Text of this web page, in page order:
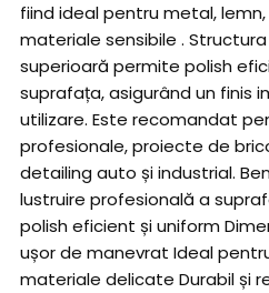
fiind ideal pentru metal,
materiale sensibile .
superioară permite polish
suprafața, asigurând un finis
utilizare. Este recomandat
profesionale, proiecte de
detailing auto și industrial.
lustruire profesională a
polish eficient și uniform
ușor de manevrat Ideal
materiale delicate Durabil și